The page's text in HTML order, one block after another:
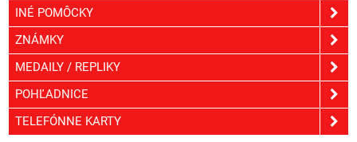
INÉ POMÔCKY
ZNÁMKY
MEDAILY / REPLIKY
POHĽADNICE
TELEFÓNNE KARTY